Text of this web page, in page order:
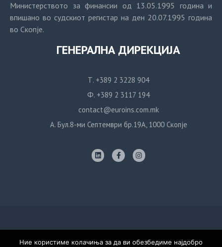
Министерството за финансии од 13.05.1995 година и
впишано во судскиот регистар на ден 20.07.1995 година
во Скопје.
ГЕНЕРАЛНА ДИРЕКЦИЈА
Т. +389 2 3228 904
Ф. +389 2 3117 194
contact@euroins.com.mk
А. Бул.8-ми Септември бр.19А, 1000 Скопје
Политика за приватност
Ние користиме колачиња за да ви обезбедиме најдобро